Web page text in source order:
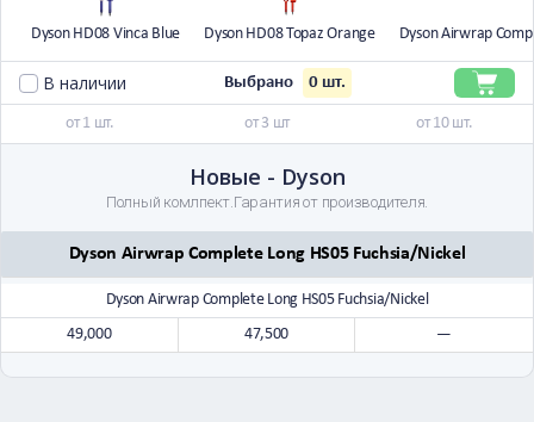
Dyson HD08 Vinca Blue Dyson HD08 Topaz Orange Dyson Airwrap
В наличии Выбрано 0шт.
от 1 шт. от 3 шт от 10 шт.
Новые - Dyson
Полный комлпект.Гарантия от производителя.
Dyson Airwrap Complete Long HS05 Fuchsia/Nickel
Dyson Airwrap Complete Long HS05 Fuchsia/Nickel
49,000
47,500 —